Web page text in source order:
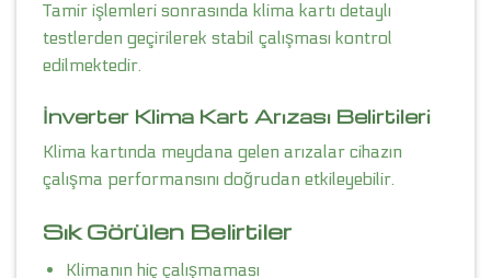
Tamir işlemleri sonrasında klima kartı detaylı
testlerden geçirilerek stabil çalışması kontrol
edilmektedir.
İnverter Klima Kart Arızası Belirtileri
Klima kartında meydana gelen arızalar cihazın
çalışma performansını doğrudan etkileyebilir.
Sık Görülen Belirtiler
Klimanın hiç çalışmaması